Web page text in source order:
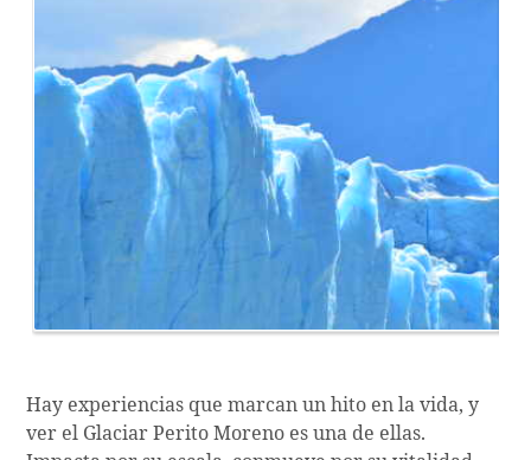
Hay experiencias que marcan un hito en la vida, y
ver el Glaciar Perito Moreno es una de ellas.